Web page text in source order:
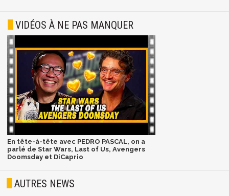
VIDÉOS À NE PAS MANQUER
En tête-à-tête avec PEDRO PASCAL, on a
parlé de Star Wars, Last of Us, Avengers
Doomsday et DiCaprio
AUTRES NEWS